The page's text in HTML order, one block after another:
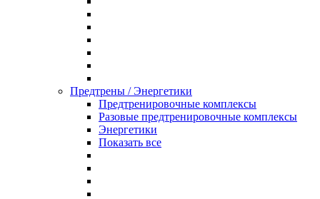
Предтрены / Энергетики
Предтренировочные комплексы
Разовые предтренировочные комплексы
Энергетики
Показать все